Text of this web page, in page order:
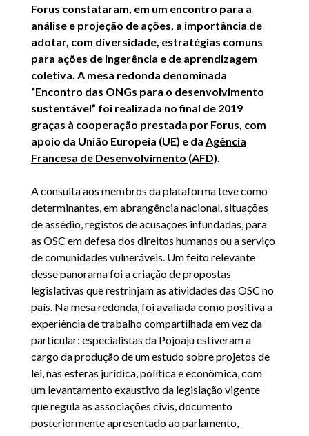
Forus constataram, em um encontro para a
análise e projeção de ações, a importância de
adotar, com diversidade, estratégias comuns
para ações de ingerência e de aprendizagem
coletiva. A mesa redonda denominada
“Encontro das ONGs para o desenvolvimento
sustentável” foi realizada no final de 2019
graças à cooperação prestada por Forus, com
apoio da União Europeia (UE) e da Agência
Francesa de Desenvolvimento (AFD)
A consulta aos membros da plataforma teve como
determinantes, em abrangência nacional, situações
de assédio, registos de acusações infundadas, para
as OSC em defesa dos direitos humanos ou a serviço
de comunidades vulneráveis. Um feito relevante
desse panorama foi a criação de propostas
legislativas que restrinjam as atividades das OSC no
país. Na mesa redonda, foi avaliada como positiva a
experiência de trabalho compartilhada em vez da
particular: especialistas da Pojoaju estiveram a
cargo da produção de um estudo sobre projetos de
lei, nas esferas jurídica, política e econômica, com
um levantamento exaustivo da legislação vigente
que regula as associações civis, documento
posteriormente apresentado ao parlamento,